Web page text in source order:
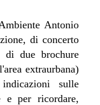
Antonio
di concerto
di due brochure
extraurbana)
sulle
per ricordare,